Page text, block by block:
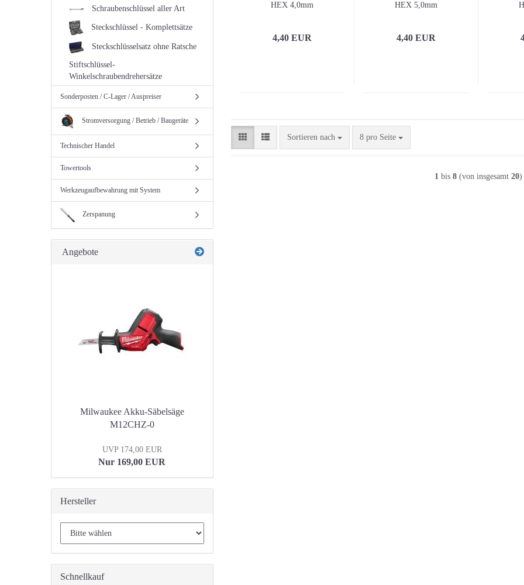
HEX 4,0mm
4,40 EUR
HEX 5,0mm
4,40 EUR
Sortieren nach
Sortieren nach 8 pro Seite
pro Seite
1 bis8 (von insgesamt20)
Schraubenschlüssel aller Art
Steckschlüssel - Komplettsätze
Steckschlüsselsatz ohne Ratsche
Stiftschlüssel-
Winkelschraubendrehersätze
Sonderposten / C-Lager / Auspreiser
Stromversorgung / Betrieb / Baugeräte
Technischer Handel
Towertools
Werkzeugaufbewahrung mit System
Zerspanung
Angebote
Milwaukee Akku-Säbelsäge
M12CHZ-0
UVP 174,00 EUR
Nur 169,00 EUR
Hersteller
Schnellkauf